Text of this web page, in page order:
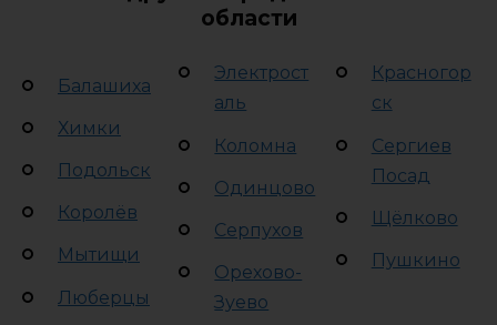
области
Балашиха
Химки
Подольск
Королёв
Мытищи
Люберцы
Электрост
аль
Коломна
Одинцово
Серпухов
Орехово-
Зуево
Красногор
ск
Сергиев
Посад
Щёлково
Пушкино